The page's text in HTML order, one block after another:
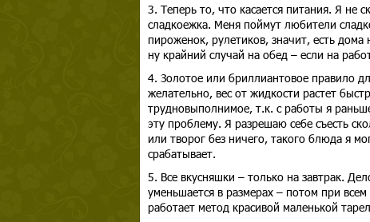
3. Теперь то, что касается питания. Я не
сладкоежка. Меня поймут любители
пироженок, рулетиков, значит, есть дома
ну крайний случай на обед – если на
4. Золотое или бриллиантовое правило
желательно, вес от жидкости растет
трудновыполнимое, т.к. с работы я
эту проблему. Я разрешаю себе съесть
или творог без ничего, такого блюда я
срабатывает.
5. Все вкусняшки – только на завтрак.
уменьшается в размерах – потом при
работает метод красивой маленькой